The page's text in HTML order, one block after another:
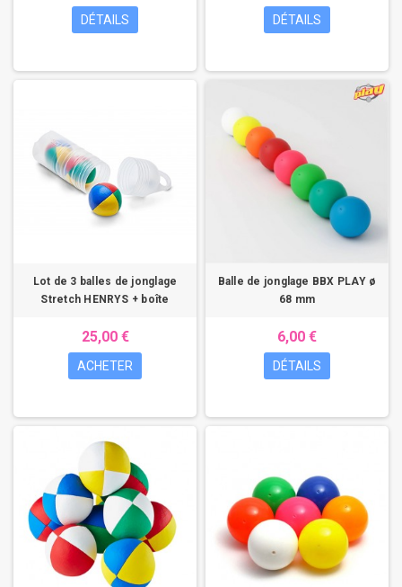
DÉTAILS DÉTAILS
Lot de 3 balles de jonglage
Stretch HENRYS + boîte
25,00 €
ACHETER
Balle de jonglage BBX PLAY ø
68 mm
6,00 €
DÉTAILS